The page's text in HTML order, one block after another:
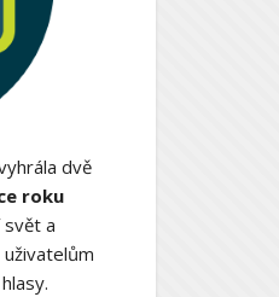
dvě
roku
a
uživatelům